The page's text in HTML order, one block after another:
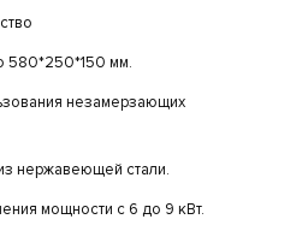
580*250*150 мм.
незамерзающих
нержавеющей стали.
мощности с 6 до 9 кВт.